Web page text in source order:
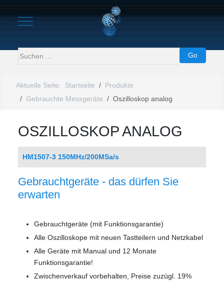
Mobile Menu Toggle
Go
Aktuelle Seite: Startseite
Produkte
Gebrauchte Messgeräte
Oszilloskop analog
OSZILLOSKOP ANALOG
Title
HM1507-3 150MHz/200MSa/s
Gebrauchtgeräte - das dürfen Sie
erwarten
Gebrauchtgeräte (mit Funktionsgarantie)
Alle Oszilloskope mit neuen Tastteilern und Netzkabel
Alle Geräte mit Manual und 12 Monate
Funktionsgarantie!
Zwischenverkauf vorbehalten, Preise zuzügl. 19%